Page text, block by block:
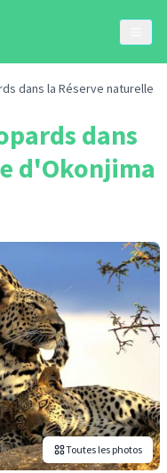
dans la Réserve naturelle
dans
d'Okonjima
Toutes les photos